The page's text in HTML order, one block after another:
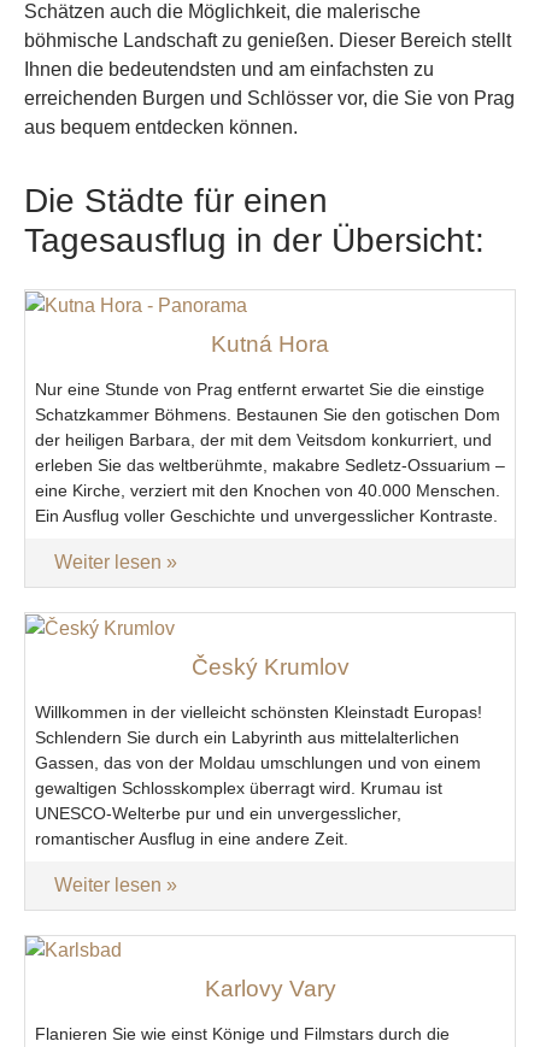
Schätzen auch die Möglichkeit, die malerische
böhmische Landschaft zu genießen. Dieser Bereich stellt
Ihnen die bedeutendsten und am einfachsten zu
erreichenden Burgen und Schlösser vor, die Sie von Prag
aus bequem entdecken können.
Die Städte für einen
Tagesausflug in der Übersicht:
Kutná Hora
Nur eine Stunde von Prag entfernt erwartet Sie die einstige
Schatzkammer Böhmens. Bestaunen Sie den gotischen Dom
der heiligen Barbara, der mit dem Veitsdom konkurriert, und
erleben Sie das weltberühmte, makabre Sedletz-Ossuarium –
eine Kirche, verziert mit den Knochen von 40.000 Menschen.
Ein Ausflug voller Geschichte und unvergesslicher Kontraste.
Weiter lesen
Český Krumlov
Willkommen in der vielleicht schönsten Kleinstadt Europas!
Schlendern Sie durch ein Labyrinth aus mittelalterlichen
Gassen, das von der Moldau umschlungen und von einem
gewaltigen Schlosskomplex überragt wird. Krumau ist
UNESCO-Welterbe pur und ein unvergesslicher,
romantischer Ausflug in eine andere Zeit.
Weiter lesen
Karlovy Vary
Flanieren Sie wie einst Könige und Filmstars durch die